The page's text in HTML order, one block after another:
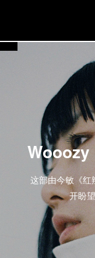
这部由今敏《红
开盼